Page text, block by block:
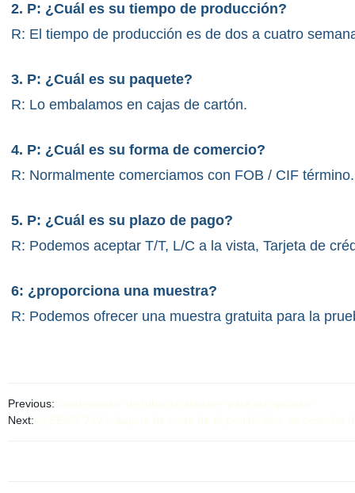
2. P: ¿Cuál es su tiempo de producción?
R: El tiempo de producción es de dos a cuatro
3. P: ¿Cuál es su paquete?
R: Lo embalamos en cajas de cartón.
4. P: ¿Cuál es su forma de comercio?
R: Normalmente comerciamos con FOB / CIF término.
5. P: ¿Cuál es su plazo de pago?
R: Podemos aceptar T/T, L/C a la vista, Tarjeta de
6: ¿proporciona una muestra?
R: Podemos ofrecer una muestra gratuita para la
Previous:
Next: